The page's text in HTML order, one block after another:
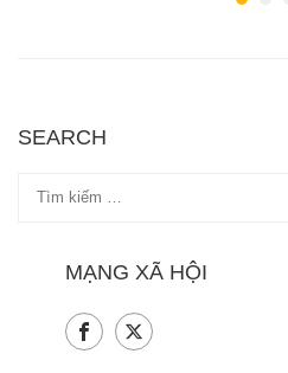
SEARCH
MẠNG XÃ HỘI